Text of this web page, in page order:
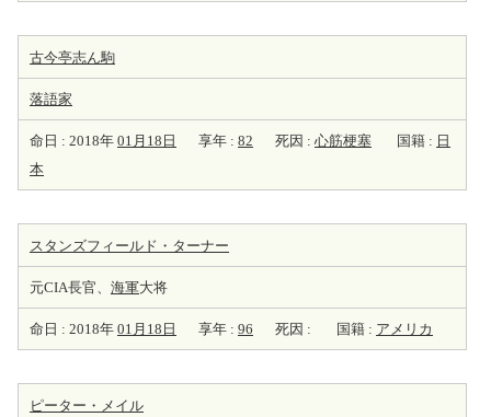
古今亭志ん駒
落語家
命日 : 2018年 01月18日 享年 : 82 死因 : 心筋梗塞 国籍 : 日
本
スタンズフィールド・ターナー
元CIA長官、 海軍大将
命日 : 2018年 01月18日 享年 : 96 死因 : 国籍 : アメリカ
ピーター・メイル